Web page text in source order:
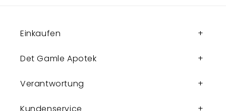
Einkaufen
Det Gamle Apotek
Verantwortung